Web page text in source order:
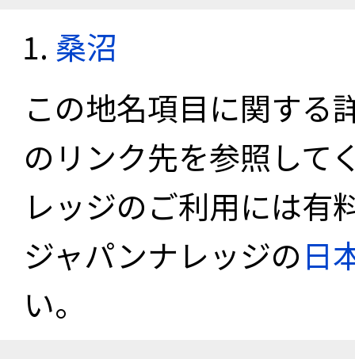
桑沼
この地名項目に関する
のリンク先を参照して
レッジのご利用には有
ジャパンナレッジの日
い。